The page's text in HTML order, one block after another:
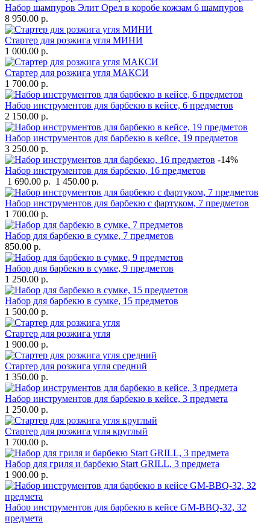
Набор шампуров Элит Орел в коробе кожзам 6 шампуров
8 950.00 р.
Стартер для розжига угля МИНИ
1 000.00 р.
Стартер для розжига угля МАКСИ
1 700.00 р.
Набор инструментов для барбекю в кейсе, 6 предметов
2 150.00 р.
Набор инструментов для барбекю в кейсе, 19 предметов
3 250.00 р.
-14%
Набор инструментов для барбекю, 16 предметов
1 690.00 р. 1 450.00 р.
Набор инструментов для барбекю c фартуком, 7 предметов
1 700.00 р.
Набор для барбекю в сумке, 7 предметов
850.00 р.
Набор для барбекю в сумке, 9 предметов
1 250.00 р.
Набор для барбекю в сумке, 15 предметов
1 500.00 р.
Стартер для розжига угля
1 900.00 р.
Стартер для розжига угля средний
1 350.00 р.
Набор инструментов для барбекю в кейсе, 3 предмета
1 250.00 р.
Стартер для розжига угля круглый
1 700.00 р.
Набор для гриля и барбекю Start GRILL, 3 предмета
1 900.00 р.
Набор инструментов для барбекю в кейсе GM-BBQ-32, 32
предмета